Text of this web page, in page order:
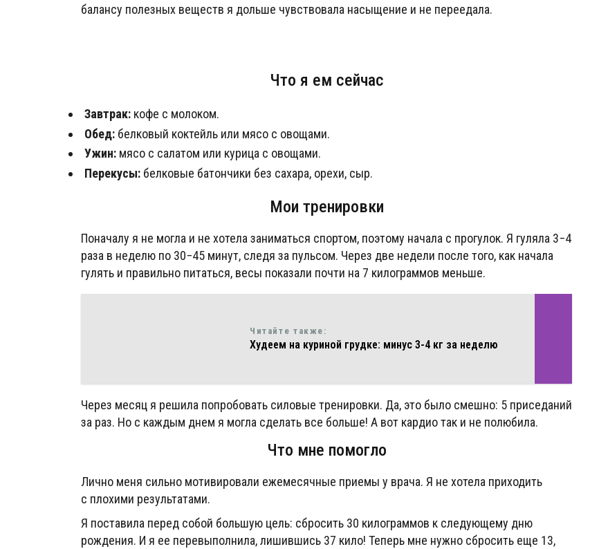
балансу полезных веществ я дольше чувствовала насыщение и не переедала.
Что я ем сейчас
Завтрак:кофе с молоком.
Обед:белковый коктейль или мясо с овощами.
Ужин:мясо с салатом или курица с овощами.
Перекусы:белковые батончики без сахара, орехи, сыр.
Мои тренировки
Поначалу я не могла и не хотела заниматься спортом, поэтому начала с прогулок. Я гуляла 3−4
раза в неделю по 30−45 минут, следя за пульсом. Через две недели после того, как начала
гулять и правильно питаться, весы показали почти на 7 килограммов меньше.
Читайте также:
Худеем на куриной грудке: минус 3-4 кг за неделю
Через месяц я решила попробовать силовые тренировки. Да, это было смешно: 5 приседаний
за раз. Но с каждым днем я могла сделать все больше! А вот кардио так и не полюбила.
Что мне помогло
Лично меня сильно мотивировали ежемесячные приемы у врача. Я не хотела приходить
с плохими результатами.
Я поставила перед собой большую цель: сбросить 30 килограммов к следующему дню
рождения. И я ее перевыполнила, лишившись 37 кило! Теперь мне нужно сбросить еще 13,